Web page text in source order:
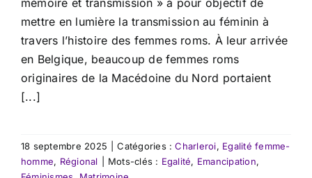
mettre en lumière la transmission au féminin à
travers l’histoire des femmes roms. À leur arrivée
en Belgique, beaucoup de femmes roms
originaires de la Macédoine du Nord portaient
[...]
18 septembre 2025 Catégories :Charleroi, Egalité femme-
homme, Régional Mots-clés : Egalité, Emancipation,